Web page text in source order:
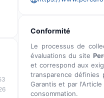
Conformité
Le processus de
évaluations du site
et correspond aux
transparence définies
Garantis et par l'Article
consommation.